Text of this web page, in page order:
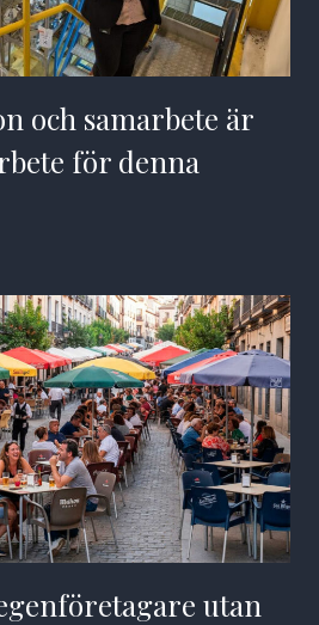
och samarbete är
för denna
utan